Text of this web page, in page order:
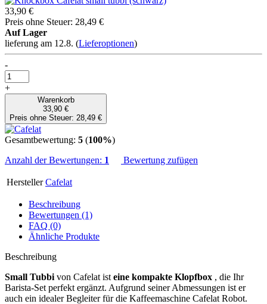
33,90 €
Preis ohne Steuer: 28,49 €
Auf Lager
lieferung am 12.8. (Lieferoptionen)
-
+
Warenkorb
33,90 €
Preis ohne Steuer: 28,49 €
Gesamtbewertung: 5 (100%)
Anzahl der Bewertungen: 1 Bewertung zufügen
Hersteller Cafelat
Beschreibung
Bewertungen (1)
FAQ (0)
Ähnliche Produkte
Beschreibung
Small Tubbi von Cafelat ist eine kompakte Klopfbox , die Ihr
Barista-Set perfekt ergänzt. Aufgrund seiner Abmessungen ist er
auch ein idealer Begleiter für die Kaffeemaschine Cafelat Robot.